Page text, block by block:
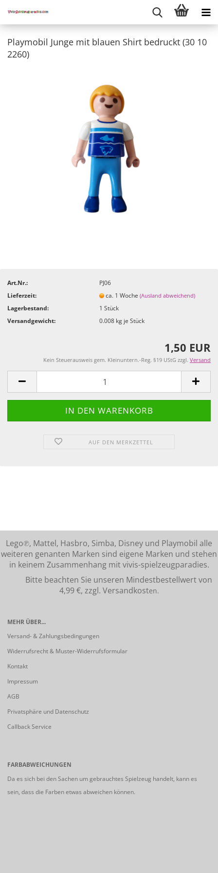
Playmobil Junge mit blauen Shirt bedruckt (30 10
2260)
Art.Nr.:
PJ06
Lieferzeit:
ca. 1 Woche(Ausland abweichend)
Lagerbestand: 1Stück
Versandgewicht:
0.008 kg je Stück
1,50 EUR
Kein Steuerausweis gem. Kleinuntern.-Reg. §19 UStG zzgl. Versand
AUF DEN MERKZETTEL
Lego℗, Mattel, Hasbro, Simba, Disney und Playmobil alle
weiteren genanten Marken sind eigene Marken und stehen
in keinem Zusammenhang mit vivis-spielzeugparadies.
Bitte beachten Sie unseren Mindestbestellwert von
4,99 €, zzgl. Versandkosten.
MEHR ÜBER...
Versand- & Zahlungsbedingungen
Widerrufsrecht & Muster-Widerrufsformular
Kontakt
Impressum
AGB
Privatsphäre und Datenschutz
Callback Service
FARBABWEICHUNGEN
Da es sich bei den Sachen um gebrauchtes Spielzeug handelt, kann es
sein, dass die Farben etwas abweichen können.